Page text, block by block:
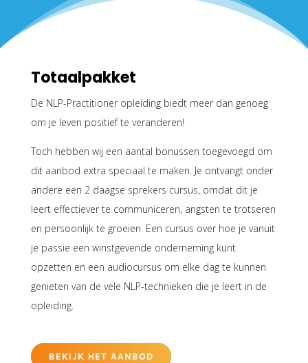
Totaalpakket
De NLP-Practitioner opleiding biedt meer dan genoeg
om je leven positief te veranderen!
Toch hebben wij een aantal bonussen toegevoegd om
dit aanbod extra speciaal te maken. Je ontvangt onder
andere een 2 daagse sprekers cursus, omdat dit je
leert effectiever te communiceren, angsten te trotseren
en persoonlijk te groeien. Een cursus over hoe je vanuit
je passie een winstgevende onderneming kunt
opzetten en een audiocursus om elke dag te kunnen
genieten van de vele NLP-technieken die je leert in de
opleiding.
BEKIJK HET AANBOD